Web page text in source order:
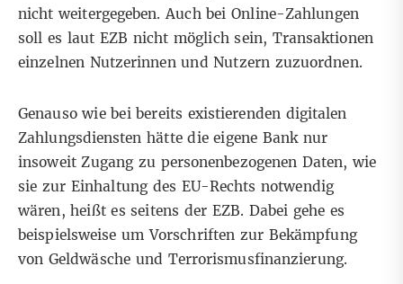
nicht weitergegeben. Auch bei Online-Zahlungen
soll es laut EZB nicht möglich sein, Transaktionen
einzelnen Nutzerinnen und Nutzern zuzuordnen.
Genauso wie bei bereits existierenden digitalen
Zahlungsdiensten hätte die eigene Bank nur
insoweit Zugang zu personenbezogenen Daten, wie
sie zur Einhaltung des EU-Rechts notwendig
wären, heißt es seitens der EZB. Dabei gehe es
beispielsweise um Vorschriften zur Bekämpfung
von Geldwäsche und Terrorismusfinanzierung.